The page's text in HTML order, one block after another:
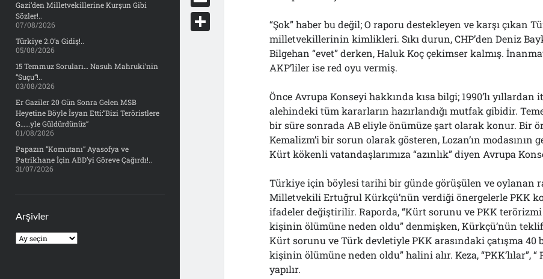
Gazi’den Milletvekillerine Kurşun Gibi
Sözler!..
07/08/2026
Türkiye 2.0’a Gidiş!..
05/08/2026
15 Temmuz Soruları… Nasuh Mahruki’nin
“Suçu”!..
03/08/2026
Er Gaziler 20 Gün Sonra Gelen MSB
Heyetine Böyle İsyan Etti:“Bizi Teröristlere
G……yle Güldürdünüz”
01/08/2026
Papazın “Komutanı” Ayasofya ve
Patrikhane İçin ABD’yi Göreve Çağırdı!..
31/07/2026
Arşivler
Arşivler
“Şok” haber bu değil; O raporu destekleyen ve karşı çıkan
milletvekillerinin kimlikleri. Sıkı durun, CHP’den Deniz
Bilgehan “evet” derken, Haluk Koç çekimser kalmış.
AKP’liler ise red oyu vermiş.
Önce Avrupa Konseyi hakkında kısa bilgi; 1990’lı
alehindeki tüm kararların hazırlandığı mutfak gibidir.
bir süre sonrada AB eliyle önümüze şart olarak konur. Bir
Kemalizm’i bir sorun olarak gösteren, Lozan’ın modasının
Kürt kökenli vatandaşlarımıza “azınlık” diyen Avrupa
Türkiye için böylesi tarihi bir günde görüşülen ve oylanan
Milletvekili Ertuğrul Kürkçü’nün verdiği önergelerle PKK
ifadeler değiştirilir. Raporda, “Kürt sorunu ve PKK
kişinin ölümüne neden oldu” denmişken, Kürkçü’nün
Kürt sorunu ve Türk devletiyle PKK arasındaki çatışma 40
kişinin ölümüne neden oldu” halini alır. Keza, “PKK’lılar”,
yapılır.
y
db
d
d
o
c
E